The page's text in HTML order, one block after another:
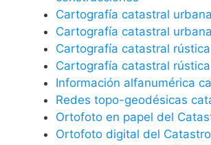
Cartografía catastral
Cartografía catastral
Cartografía catastral
Cartografía catastral
Información alfanumérica
Redes topo-geodésicas
Ortofoto en papel del
Ortofoto digital del Catastro